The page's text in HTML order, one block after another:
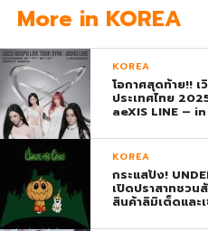
More in KOREA
KOREA
โอกาศสุดท้าย!! เ
ประเทศไทย
aeXIS LINE – in
KOREA
กระแสปัง!
เปิดปราสาทชว
สินค้าลิมิเต็ดและ